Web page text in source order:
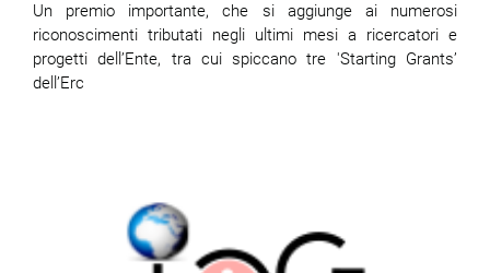
Un premio importante, che si aggiunge ai numerosi
riconoscimenti tributati negli ultimi mesi a ricercatori e
progetti dell’Ente, tra cui spiccano tre 'Starting Grants’
dell’Erc